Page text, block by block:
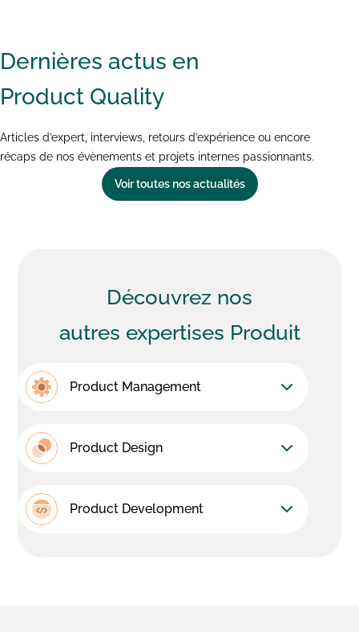
Dernières actus en
Product Quality
Articles d’expert, interviews, retours d’expérience ou encore
récaps de nos évènements et projets internes passionnants.
Voir toutes nos actualités
Découvrez nos
autres expertises Produit
Product Management
Product Design
Product Development